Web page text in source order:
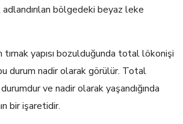
adlandırılan bölgedeki beyaz leke
tırnak yapısı bozulduğunda total lökonişi
durum nadir olarak görülür. Total
ve nadir olarak yaşandığında
bir işaretidir.